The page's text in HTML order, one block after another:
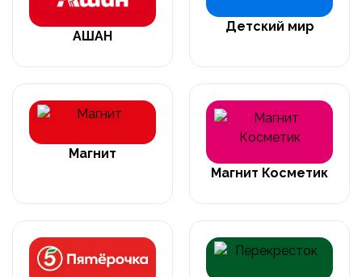
АШАН
Детский мир
Магнит
Магнит Косметик